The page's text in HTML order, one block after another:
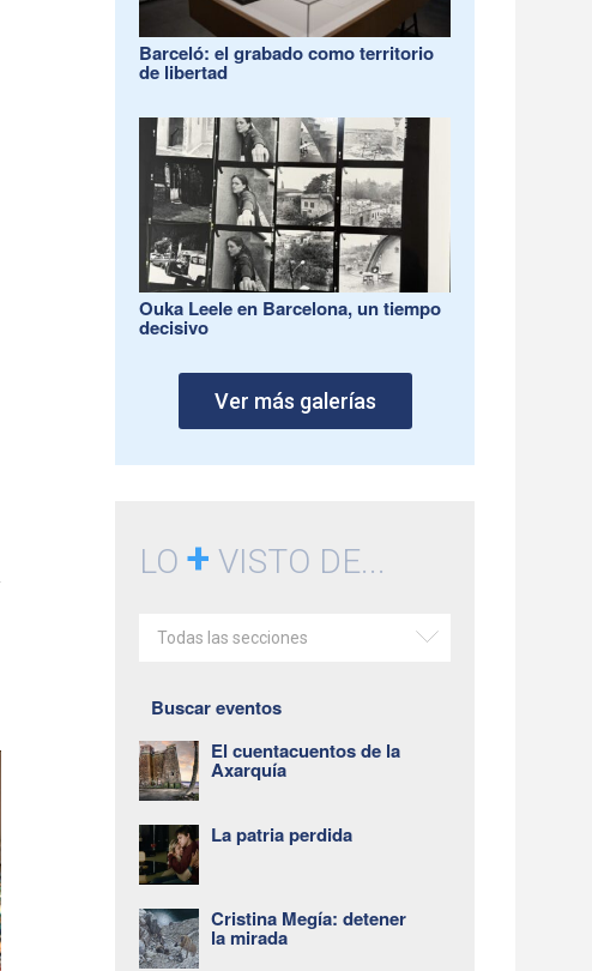
Barceló: el grabado como territorio
de libertad
Ouka Leele en Barcelona, un tiempo
decisivo
Ver más galerías
LO+ VISTO DE...
Todas las secciones
Buscar eventos
El cuentacuentos de la
Axarquía
La patria perdida
Cristina Megía: detener
la mirada